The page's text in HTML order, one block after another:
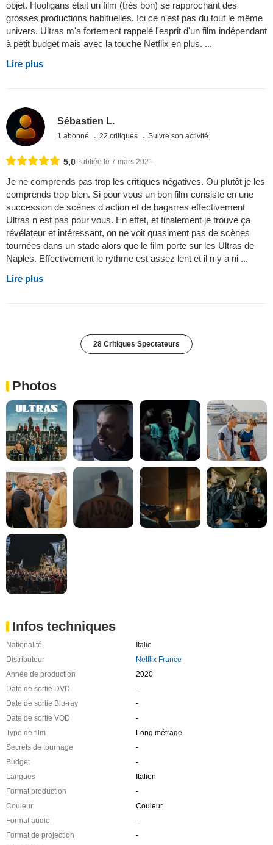
objet. Hooligans était un film (très bon) se rapprochant des
grosses productions habituelles. Ici ce n'est pas du tout le même
univers. Ultras m'a fortement rappelé l'esprit d'un film indépendant
à petit budget mais avec la touche Netflix en plus. ...
Lire plus
Sébastien L.
1 abonné 22 critiques Suivre son activité
5,0Publiée le 7 mars 2021
Je ne comprends pas trop les critiques négatives. Ou plutôt je les
comprends trop bien. Si pour vous un bon film consiste en une
succession de scènes d action et de bagarres effectivement
Ultras n est pas pour vous. En effet, et finalement je trouve ça
révélateur et intéressant, on ne voit quasiment pas de scènes
tournées dans un stade alors que le film porte sur les Ultras de
Naples. Effectivement le rythme est assez lent et il n y a ni ...
Lire plus
28 Critiques Spectateurs
Photos
Infos techniques
Nationalité
Italie
Distributeur
Netflix France
Année de production
2020
Date de sortie DVD
-
Date de sortie Blu-ray
-
Date de sortie VOD
-
Type de film
Long métrage
Secrets de tournage
-
Budget
-
Langues
Italien
Format production
-
Couleur
Couleur
Format audio
-
Format de projection
-